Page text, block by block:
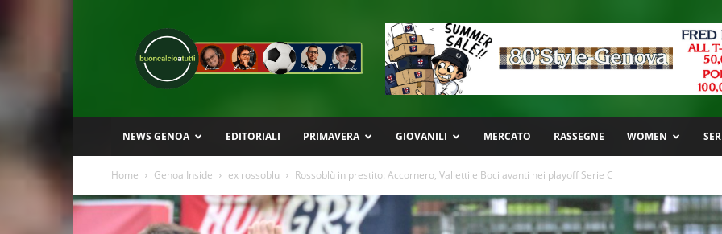
Buon
Calcio
a
Tutti
NEWS GENOA EDITORIALI PRIMAVERA GIOVANILI MERCATO RASSEGNE WOMEN
Home Genoa Inside ex rossoblu Rossoblù in prestito: Accornero, Valietti e Boci avanti nei playoff Serie C